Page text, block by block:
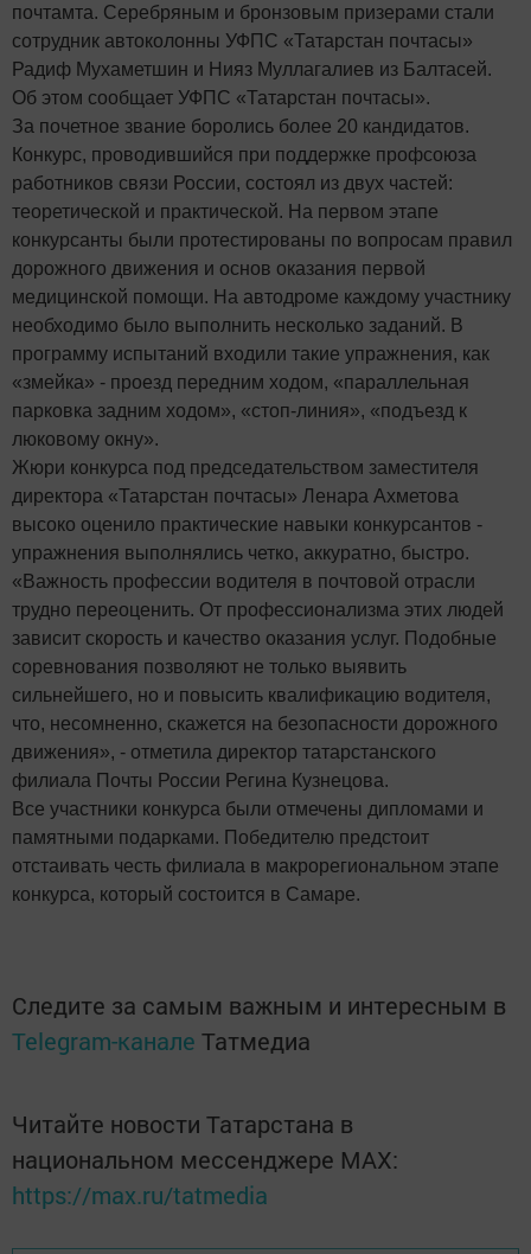
почтамта. Серебряным и бронзовым призерами стали
сотрудник автоколонны УФПС «Татарстан почтасы»
Радиф Мухаметшин и Нияз Муллагалиев из Балтасей.
Об этом сообщает УФПС «Татарстан почтасы».
За почетное звание боролись более 20 кандидатов.
Конкурс, проводившийся при поддержке профсоюза
работников связи России, состоял из двух частей:
теоретической и практической. На первом этапе
конкурсанты были протестированы по вопросам правил
дорожного движения и основ оказания первой
медицинской помощи. На автодроме каждому участнику
необходимо было выполнить несколько заданий. В
программу испытаний входили такие упражнения, как
«змейка» - проезд передним ходом, «параллельная
парковка задним ходом», «стоп-линия», «подъезд к
люковому окну».
Жюри конкурса под председательством заместителя
директора «Татарстан почтасы» Ленара Ахметова
высоко оценило практические навыки конкурсантов -
упражнения выполнялись четко, аккуратно, быстро.
«Важность профессии водителя в почтовой отрасли
трудно переоценить. От профессионализма этих людей
зависит скорость и качество оказания услуг. Подобные
соревнования позволяют не только выявить
сильнейшего, но и повысить квалификацию водителя,
что, несомненно, скажется на безопасности дорожного
движения», - отметила директор татарстанского
филиала Почты России Регина Кузнецова.
Все участники конкурса были отмечены дипломами и
памятными подарками. Победителю предстоит
отстаивать честь филиала в макрорегиональном этапе
конкурса, который состоится в Самаре.
Следите за самым важным и интересным в
Telegram-канале Татмедиа
Читайте новости Татарстана в
национальном мессенджере MАХ:
https://max.ru/tatmedia